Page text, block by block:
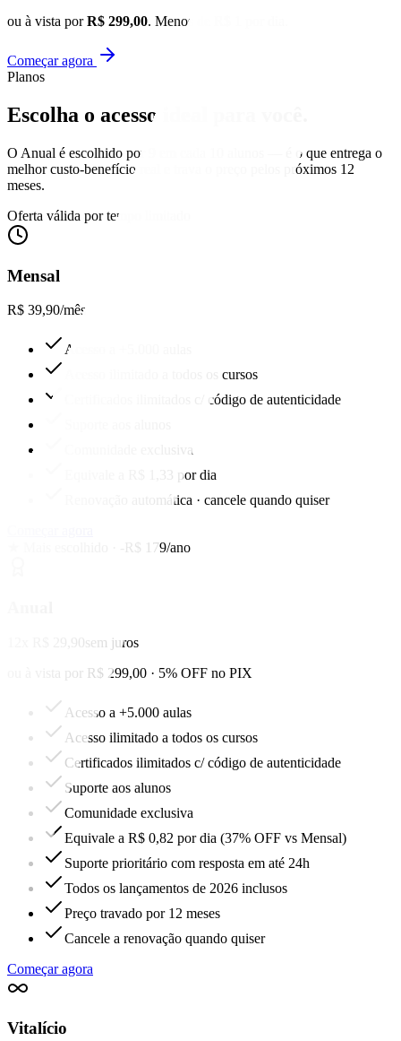
ou à vista porR$ 299,00. Menos de R$ 1 por dia.
Começar agora
Planos
Escolha o acesso
O Anual é escolhido por 9 em cada 10 alunos — é o que entrega o
melhor custo-benefício real e trava o preço pelos próximos 12
meses.
Oferta válida por tempo limitado
Mensal
R$ 39,90/mês
Acesso a +5.000 aulas
Acesso ilimitado a todos os cursos
Certificados ilimitados c/ código de autenticidade
Comunidade exclusiva
Equivale a R$ 1,33 por dia
Renovação automática · cancele quando quiser
★ Mais escolhido · -R$ 179/ano
12x R$ 29,90sem juros
ou à vista por R$ 299,00 · 5% OFF no PIX
Acesso a +5.000 aulas
Acesso ilimitado a todos os cursos
Certificados ilimitados c/ código de autenticidade
Suporte aos alunos
Comunidade exclusiva
Equivale a R$ 0,82 por dia (37% OFF vs Mensal)
Suporte prioritário com resposta em até 24h
Todos os lançamentos de 2026 inclusos
Preço travado por 12 meses
Cancele a renovação quando quiser
Começar agora
Vitalício